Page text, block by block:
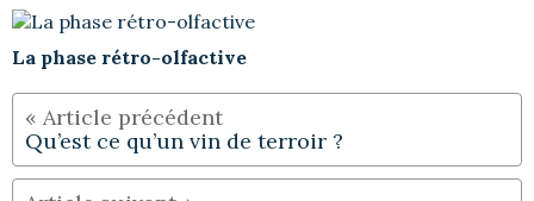
La phase rétro-olfactive
Qu’est ce qu’un vin de terroir ?